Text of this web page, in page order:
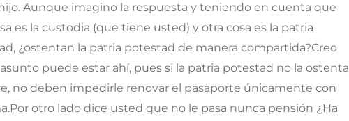
Aunque imagino la respuesta y teniendo en cuenta que
es la custodia (que tiene usted) y otra cosa es la patria
¿ostentan la patria potestad de manera compartida?Creo
puede estar ahí, pues si la patria potestad no la ostenta
no deben impedirle renovar el pasaporte únicamente con
otro lado dice usted que no le pasa nunca pensión ¿Ha